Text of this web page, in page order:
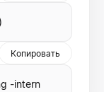
Копировать
-intern